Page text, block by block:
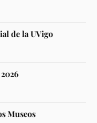
de la UVigo
Museos